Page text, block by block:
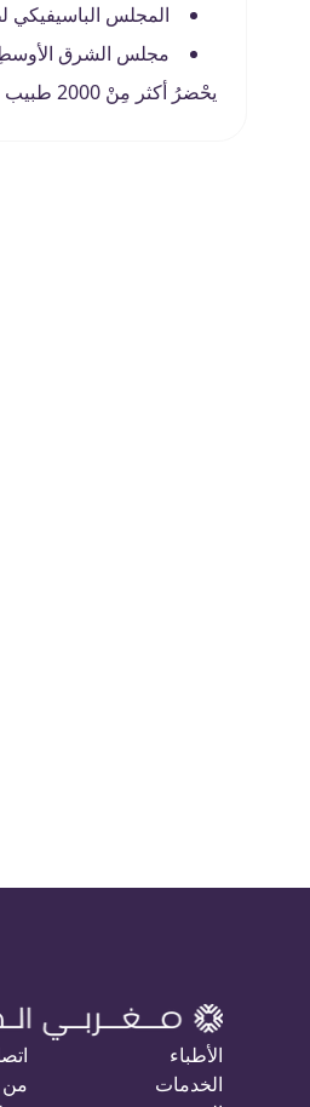
المجلس الباسيفيكي
مجلس الشرق الأوسطِ
يحْضرُ أكثر مِنْ 2000 طبيب عيون مِنْ جميع أنحاء الشرق الأوسطِ وأفريقيا مؤتمر المياكو وذلك كُلّ سنتين.
الأطباء
الخدمات
من